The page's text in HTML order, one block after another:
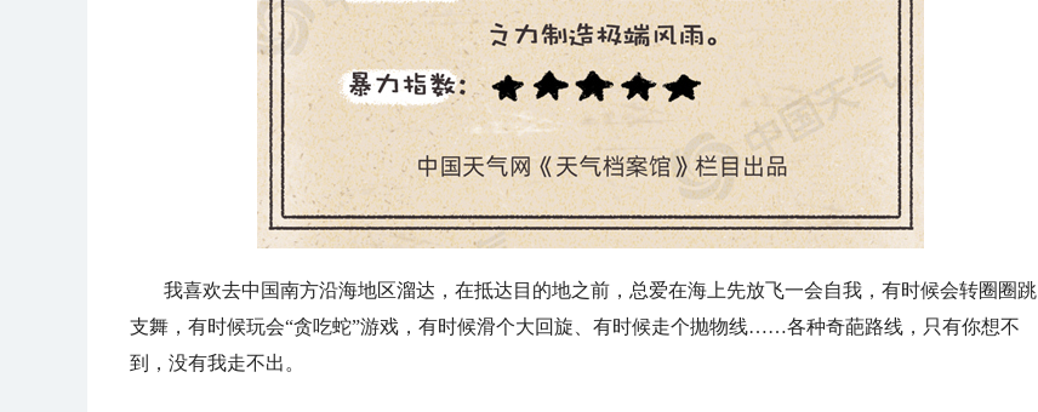
我喜欢去中国南方沿海地区溜达，在抵达目的地之前，总爱在海上先放飞一会自我，有时候会转圈圈跳
支舞，有时候玩会“贪吃蛇”游戏，有时候滑个大回旋、有时候走个抛物线……各种奇葩路线，只有你想不
到，没有我走不出。